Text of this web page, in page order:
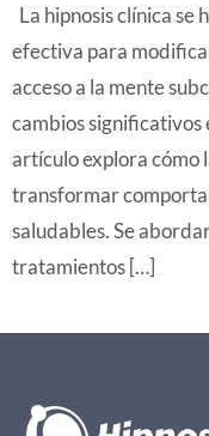
La hipnosis clínica
efectiva para
acceso a la mente
cambios significativos
artículo explora cómo
transformar
saludables. Se
tratamientos […]